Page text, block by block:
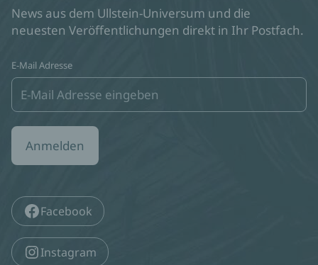
News aus dem Ullstein-Universum und die
neuesten Veröffentlichungen direkt in Ihr Postfach.
E-Mail Adresse
Anmelden
Facebook
Instagram